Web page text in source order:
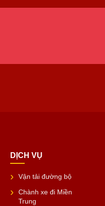
DỊCH VỤ
Vận tải đường bộ
Chành xe đi Miền
Trung